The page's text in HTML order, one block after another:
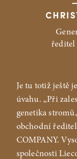
ředitel
Je tu totiž ještě
úvahu. „Při
genetika
obchodní
COMPANY.
společnosti